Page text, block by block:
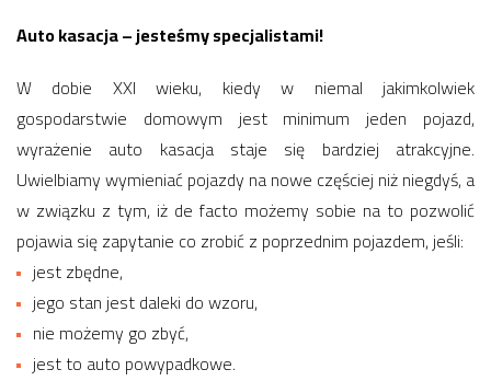
Auto kasacja – jesteśmy specjalistami!
W dobie XXI wieku, kiedy w niemal jakimkolwiek
gospodarstwie domowym jest minimum jeden pojazd,
wyrażenie auto kasacja staje się bardziej atrakcyjne.
Uwielbiamy wymieniać pojazdy na nowe częściej niż niegdyś, a
w związku z tym, iż de facto możemy sobie na to pozwolić
pojawia się zapytanie co zrobić z poprzednim pojazdem, jeśli:
jest zbędne,
jego stan jest daleki do wzoru,
nie możemy go zbyć,
jest to auto powypadkowe.